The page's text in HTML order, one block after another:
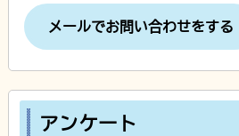
メールでお問い合わせをする
アンケート